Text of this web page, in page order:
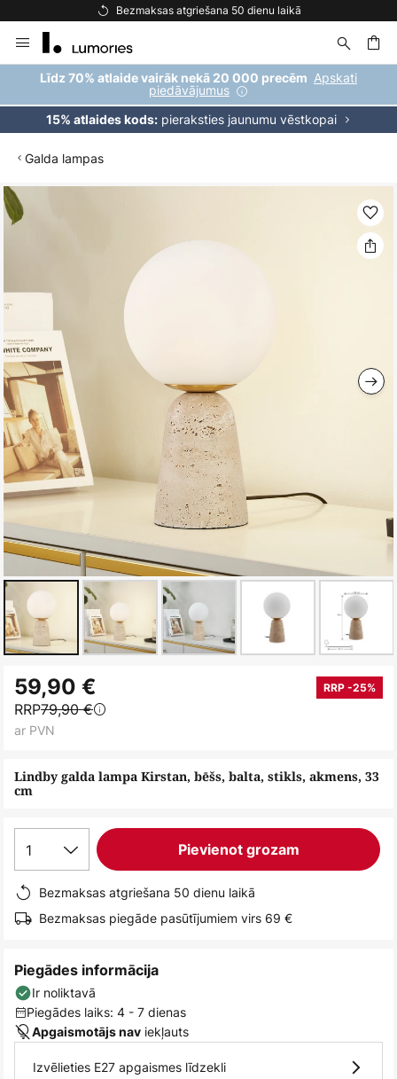
Bezmaksas atgriešana 50 dienu laikā
to
Content
Līdz 70% atlaide vairāk nekā 20 000 precēm Apskati
piedāvājumus
15% atlaides kods:pieraksties jaunumu vēstkopai
Galda lampas
Iet
uz
uz
galerijas
sākumu
Lindby galda lampa Kirstan, bēšs, balta, stikls, akmens, 33
cm
59,90 € RRP -25%
RRP79,90 €
ar PVN
1 Pievienot grozam
Bezmaksas atgriešana 50 dienu laikā
Bezmaksas piegāde pasūtījumiem virs 69 €
Piegādes informācija
Ir noliktavā
Piegādes laiks: 4 - 7 dienas
Apgaismotājs nav iekļauts
Izvēlieties E27 apgaismes līdzekli